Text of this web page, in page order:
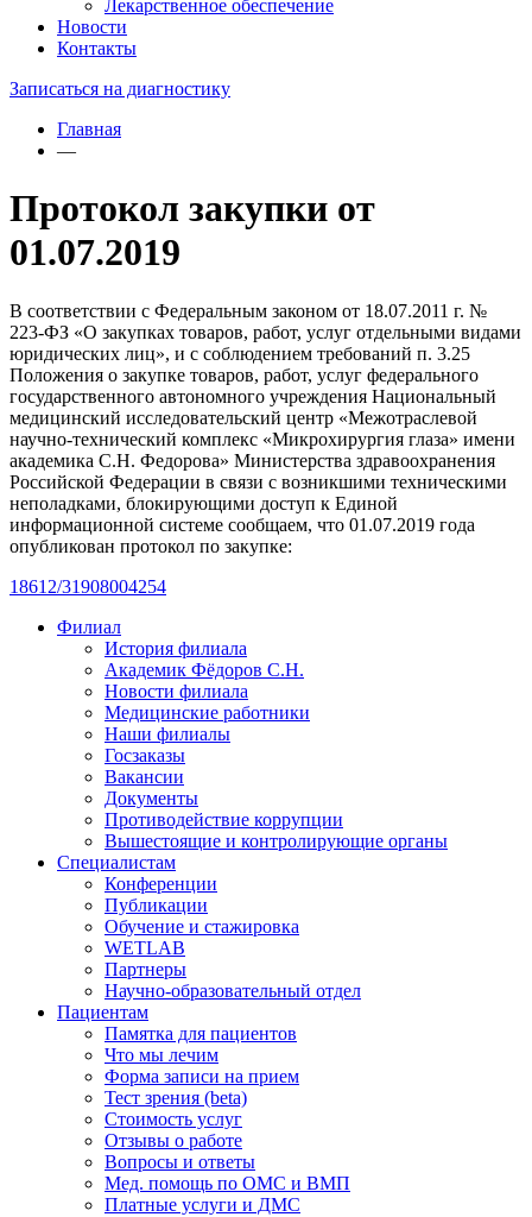
Лекарственное обеспечение
Новости
Контакты
Записаться на диагностику
Главная
—
Протокол закупки от
01.07.2019
В соответствии с Федеральным законом от 18.07.2011 г. №
223-ФЗ «О закупках товаров, работ, услуг отдельными видами
юридических лиц», и с соблюдением требований п. 3.25
Положения о закупке товаров, работ, услуг федерального
государственного автономного учреждения Национальный
медицинский исследовательский центр «Межотраслевой
научно-технический комплекс «Микрохирургия глаза» имени
академика С.Н. Федорова» Министерства здравоохранения
Российской Федерации в связи с возникшими техническими
неполадками, блокирующими доступ к Единой
информационной системе сообщаем, что 01.07.2019 года
опубликован протокол по закупке:
18612/31908004254
Филиал
История филиала
Академик Фёдоров С.Н.
Новости филиала
Медицинские работники
Наши филиалы
Госзаказы
Вакансии
Документы
Противодействие коррупции
Вышестоящие и контролирующие органы
Специалистам
Конференции
Публикации
Обучение и стажировка
WETLAB
Партнеры
Научно-образовательный отдел
Пациентам
Памятка для пациентов
Что мы лечим
Форма записи на прием
Тест зрения (beta)
Стоимость услуг
Отзывы о работе
Вопросы и ответы
Мед. помощь по ОМС и ВМП
Платные услуги и ДМС